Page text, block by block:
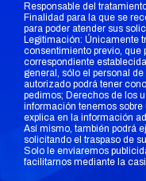
Responsable del
Finalidad para la que se
para poder atender sus
Legitimación: Únicamente
consentimiento previo, que
correspondiente
general, sólo el personal
autorizado podrá tener
pedimos; Derechos de los
información tenemos
explica en la información
Así mismo, también podrá
solicitando el traspaso de
Solo le enviaremos
facilitarnos mediante la